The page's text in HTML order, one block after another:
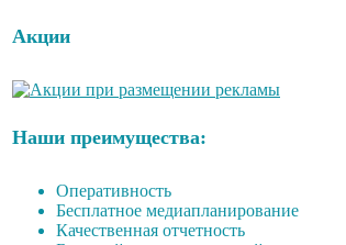
Акции
Наши преимущества:
Оперативность
Бесплатное медиапланирование
Качественная отчетность